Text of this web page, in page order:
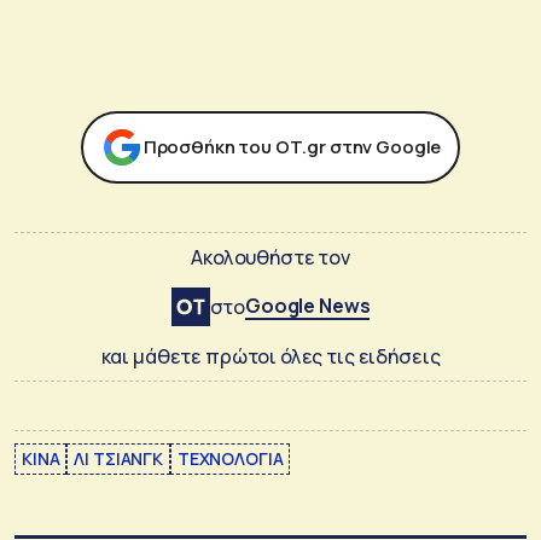
Προσθήκη του ΟΤ.gr στην Google
Ακολουθήστε τον
στοGoogle News
και μάθετε πρώτοι όλες τις ειδήσεις
ΚΙΝΑ ΛΙ ΤΣΙΑΝΓΚ ΤΕΧΝΟΛΟΓΙΑ